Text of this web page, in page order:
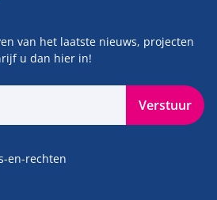
van het laatste nieuws, projecten
u dan hier in!
Verstuur
en-rechten